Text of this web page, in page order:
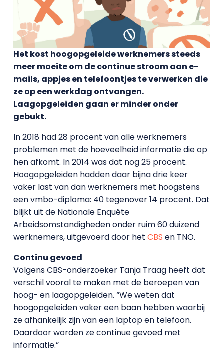
Het kost hoogopgeleide werknemers steeds
meer moeite om de continue stroom aan e-
mails, appjes en telefoontjes te verwerken die
ze op een werkdag ontvangen.
Laagopgeleiden gaan er minder onder
gebukt.
In 2018 had 28 procent van alle werknemers
problemen met de hoeveelheid informatie die op
hen afkomt. In 2014 was dat nog 25 procent.
Hoogopgeleiden hadden daar bijna drie keer
vaker last van dan werknemers met hoogstens
een vmbo-diploma: 40 tegenover 14 procent. Dat
blijkt uit de Nationale Enquête
Arbeidsomstandigheden onder ruim 60 duizend
werknemers, uitgevoerd door het CBS en TNO.
Continu gevoed
Volgens CBS-onderzoeker Tanja Traag heeft dat
verschil vooral te maken met de beroepen van
hoog- en laagopgeleiden. “We weten dat
hoogopgeleiden vaker een baan hebben waarbij
ze afhankelijk zijn van een laptop en telefoon.
Daardoor worden ze continue gevoed met
informatie.”